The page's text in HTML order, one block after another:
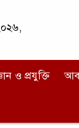
ও প্রযুক্তি